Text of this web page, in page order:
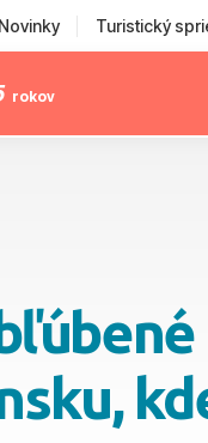
Novinky Turistický
rokov